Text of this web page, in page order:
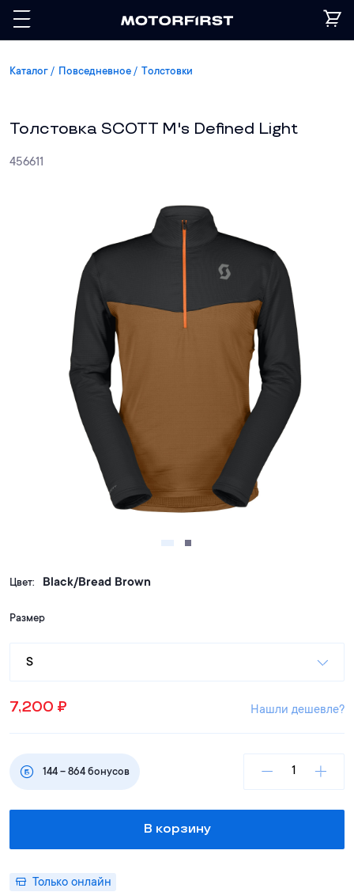
Каталог Повседневное Толстовки
Толстовка SCOTT M's Defined Light
456611
Цвет: Black/Bread Brown
Размер
S
7,200 ₽ Нашли дешевле?
144 – 864 бонусов
В корзину
Только онлайн